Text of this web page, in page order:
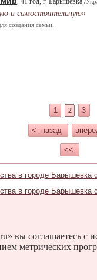
и самостоятельную»
создания семьи.
1 2 3
< назад
<<
в городе Барышевка
в городе Барышевка
Кагарлык
вы соглашаетесь
метрических